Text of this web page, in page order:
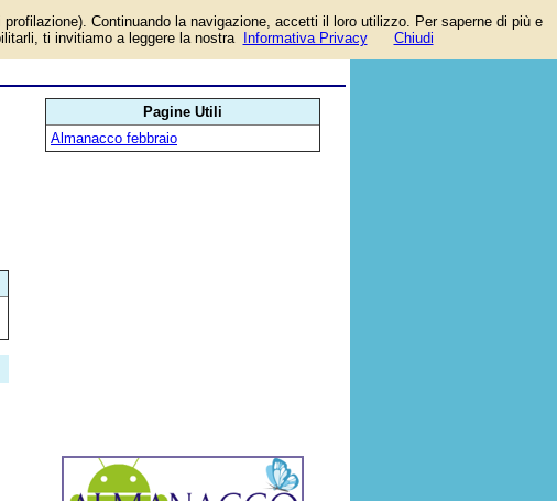
II; Bob
Pagine Utili
Almanacco febbraio
Continuando la navigazione, accetti il loro utilizzo. Per saperne di più e
ti invitiamo a leggere la nostra
Informativa Privacy Chiudi